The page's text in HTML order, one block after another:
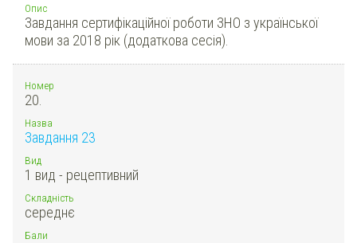
Опис
Завдання сертифікаційної роботи ЗНО з української
мови за 2018 рік (додаткова сесія).
Номер
20.
Назва
Завдання 23
Вид
1 вид - рецептивний
Складність
середнє
Бали